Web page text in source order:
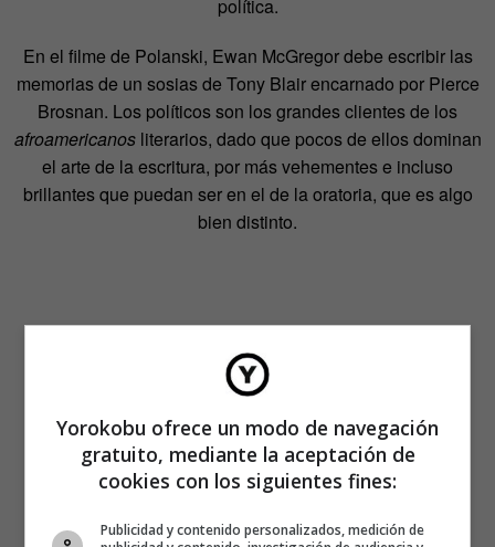
política.
En el filme de Polanski, Ewan McGregor debe escribir las
memorias de un sosias de Tony Blair encarnado por Pierce
Brosnan. Los políticos son los grandes clientes de los
afroamericanosliterarios, dado que pocos de ellos dominan
el arte de la escritura, por más vehementes e incluso
brillantes que puedan ser en el de la oratoria, que es algo
bien distinto.
Yorokobu ofrece un modo de navegación
gratuito, mediante la aceptación de
cookies con los siguientes fines:
Publicidad y contenido personalizados, medición de